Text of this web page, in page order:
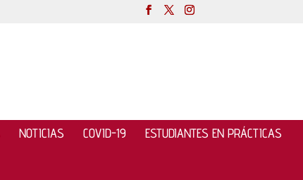
NOTICIAS COVID-19
ESTUDIANTES EN PRÁCTICAS